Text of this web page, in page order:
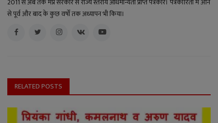
2011 से अब तक मप्र सरकार से राज्य स्तरीय अधिमान्यता प्राप्त पत्रकार। पत्रकारिता में आने
से पूर्व और बाद के कुछ वर्षों तक अध्यापन भी किया।
RELATED POSTS